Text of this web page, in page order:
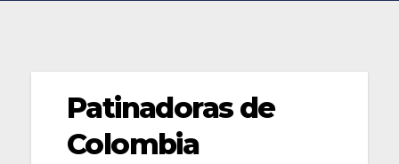
Patinadoras de
Colombia